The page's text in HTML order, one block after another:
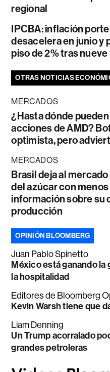
regional
IPCBA: inflación
desacelera en junio y
piso de 2% tras
OTRAS NOTICIAS
MERCADOS
¿Hasta dónde
acciones de AMD?
optimista, pero
MERCADOS
Brasil deja al
del azúcar con menos
información sobre su
producción
OPINIÓN BLOOMBERG
Juan Pablo Spinetto
México está ganando la
la hospitalidad
Editores de Bloomberg
Kevin Warsh tiene que
Liam Denning
Un Trump acorralado
grandes petroleras